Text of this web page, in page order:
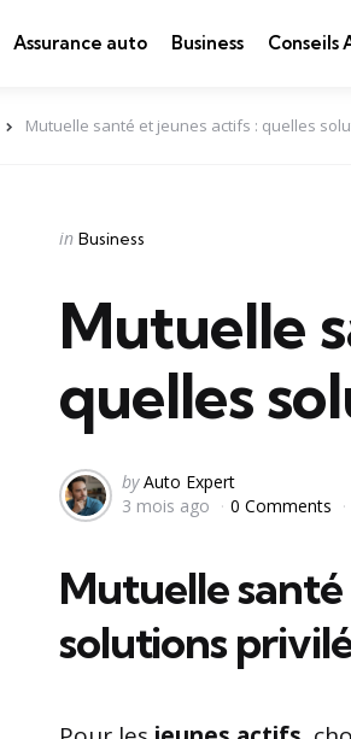
Assurance auto Business Conseils
Mutuelle santé et jeunes actifs : quelles
Categories
Posted
in Business
Mutuelle
quelles
Posted
by
by Auto Expert
3 mois ago
0 Comments
Mutuelle
solutions